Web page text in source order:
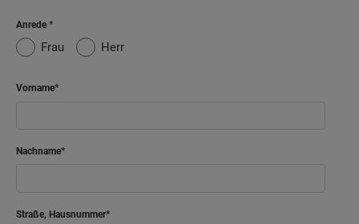
Anrede
Frau Herr
Vorname
Nachname
Straße, Hausnummer